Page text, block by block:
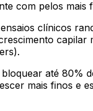
com pelos mais
clínicos
até 80%
mais finos e